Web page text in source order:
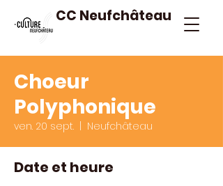
CC Neufchâteau
Choeur
Polyphonique
ven. 20 sept. Neufchâteau
Date et heure